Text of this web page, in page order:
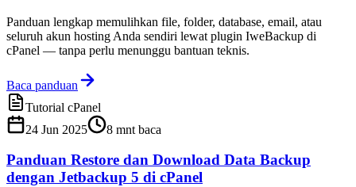
Panduan lengkap memulihkan file, folder, database, email, atau
seluruh akun hosting Anda sendiri lewat plugin IweBackup di
cPanel — tanpa perlu menunggu bantuan teknis.
Baca panduan
Tutorial cPanel
24 Jun 2025
8 mnt baca
Panduan Restore dan Download Data Backup
dengan Jetbackup 5 di cPanel